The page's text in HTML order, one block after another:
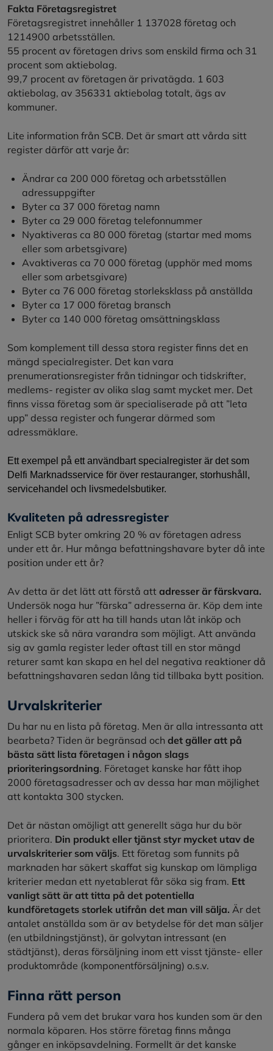
Fakta Företagsregistret
Företagsregistret innehåller 1 137028 företag och
1214900 arbetsställen.
55 procent av företagen drivs som enskild firma och 31
procent som aktiebolag.
99,7 procent av företagen är privatägda. 1 603
aktiebolag, av 356331 aktiebolag totalt, ägs av
kommuner.
Lite information från SCB. Det är smart att vårda sitt
register därför att varje år:
Ändrar ca 200 000 företag och arbetsställen
adressuppgifter
Byter ca 37 000 företag namn
Byter ca 29 000 företag telefonnummer
Nyaktiveras ca 80 000 företag (startar med moms
eller som arbetsgivare)
Avaktiveras ca 70 000 företag (upphör med moms
eller som arbetsgivare)
Byter ca 76 000 företag storleksklass på anställda
Byter ca 17 000 företag bransch
Byter ca 140 000 företag omsättningsklass
Som komplement till dessa stora register finns det en
mängd specialregister. Det kan vara
prenumerationsregister från tidningar och tidskrifter,
medlems- register av olika slag samt mycket mer. Det
finns vissa företag som är specialiserade på att ”leta
upp” dessa register och fungerar därmed som
adressmäklare.
Ett exempel på ett användbart specialregister är det som
Delfi Marknadsservice för över restauranger, storhushåll,
servicehandel och livsmedelsbutiker.
Kvaliteten på adressregister
Enligt SCB byter omkring 20 % av företagen adress
under ett år. Hur många befattningshavare byter då inte
position under ett år?
Av detta är det lätt att förstå att adresser är färskvara.
Undersök noga hur ”färska” adresserna är. Köp dem inte
heller i förväg för att ha till hands utan låt inköp och
utskick ske så nära varandra som möjligt. Att använda
sig av gamla register leder oftast till en stor mängd
returer samt kan skapa en hel del negativa reaktioner då
befattningshavaren sedan lång tid tillbaka bytt position.
Urvalskriterier
Du har nu en lista på företag. Men är alla intressanta att
bearbeta? Tiden är begränsad och det gäller att på
bästa sätt lista företagen i någon slags
prioriteringsordning. Företaget kanske har fått ihop
2000 företagsadresser och av dessa har man möjlighet
att kontakta 300 stycken.
Det är nästan omöjligt att generellt säga hur du bör
prioritera. Din produkt eller tjänst styr mycket utav de
urvalskriterier som väljs. Ett företag som funnits på
marknaden har säkert skaffat sig kunskap om lämpliga
kriterier medan ett nyetablerat får söka sig fram. Ett
vanligt sätt är att titta på det potentiella
kundföretagets storlek utifrån det man vill sälja. Är det
antalet anställda som är av betydelse för det man säljer
(en utbildningstjänst), är golvytan intressant (en
städtjänst), deras försäljning inom ett visst tjänste- eller
produktområde (komponentförsäljning) o.s.v.
Finna rätt person
Fundera på vem det brukar vara hos kunden som är den
normala köparen. Hos större företag finns många
gånger en inköpsavdelning. Formellt är det kanske